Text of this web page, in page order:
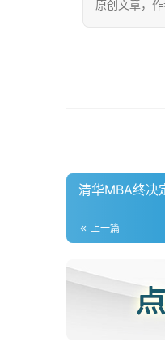
原创文章，
清华MBA终决
上一篇